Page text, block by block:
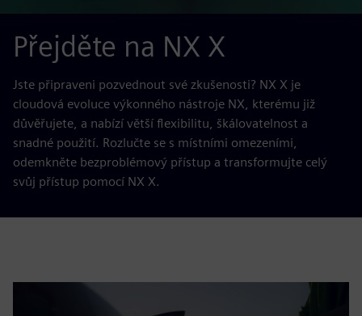
Přejděte na NX X
Jste připraveni pozvednout své zkušenosti? NX X je
cloudová evoluce výkonného nástroje NX, kterému již
důvěřujete, a nabízí větší flexibilitu, škálovatelnost a
snadné použití. Rozlučte se s místními omezeními,
odemkněte bezproblémový přístup a transformujte celý
svůj přístup pomocí NX X.